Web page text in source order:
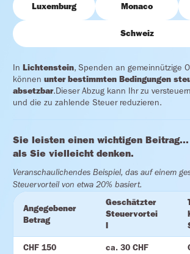
Luxemburg Monaco
Schweiz
In Lichtenstein, Spenden an gemeinnützige
können unter bestimmten Bedingungen
absetzbar.Dieser Abzug kann Ihr zu
und die zu zahlende Steuer reduzieren.
Sie leisten einen wichtigen
als Sie vielleicht denken.
Veranschaulichendes Beispiel, das auf einem
Steuervorteil von etwa 20% basiert.
Angegebener
Betrag
Geschätzter
Steuervortei
l
CHF 150 ca. 30 CHF